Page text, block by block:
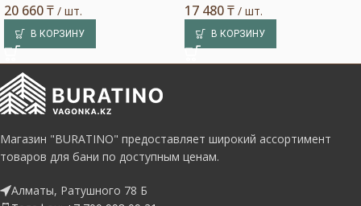
20 660₸ / шт.
В КОРЗИНУ
17 480₸ / шт.
В КОРЗИНУ
Магазин "BURATINO" предоставляет широкий ассортимент
товаров для бани по доступным ценам.
Алматы, Ратушного 78 Б